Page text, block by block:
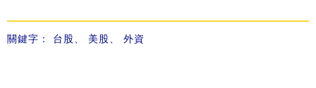
關鍵字： 台股 美股 外資